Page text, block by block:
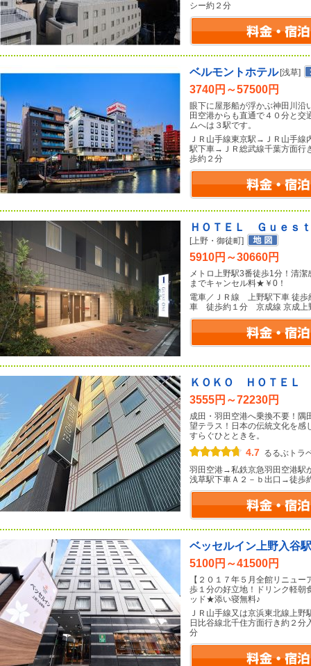
シー約２分
ベルモントホテル [浅草]
3740円～57500円
眼下に屋形船が浮かぶ神田川沿
田空港からも直通で４０分と
ムへは３駅です。
ＪＲ山手線東京駅→ＪＲ山手線
駅下車→ＪＲ総武線千葉方面行
歩約２分
ＨＯＴＥＬ Ｇｕｅ
[上野・御徒町]
5910円～30660円
メトロ上野駅3番徒歩1分！清
までキャンセル料★￥0！
電車／ＪＲ線 上野駅下車 徒
車 徒歩約１分 京成線 京成上
ＫＯＫＯ ＨＯＴＥＬ
3555円～72230円
成田・羽田空港へ乗換不要！隅
望テラス！日本の伝統文化を感
すらぐひとときを。
4.7 るるぶトラ
羽田空港→私鉄京急羽田空港駅
浅草駅下車Ａ２－ｂ出口→徒歩
ベッセルイン上野入谷
5100円～41500円
【２０１７年５月全館リニュ
歩１分の好立地！ドリンク軽
ッド★添い寝無料♪
ＪＲ山手線又は京浜東北線上
日比谷線北千住方面行き約２
分